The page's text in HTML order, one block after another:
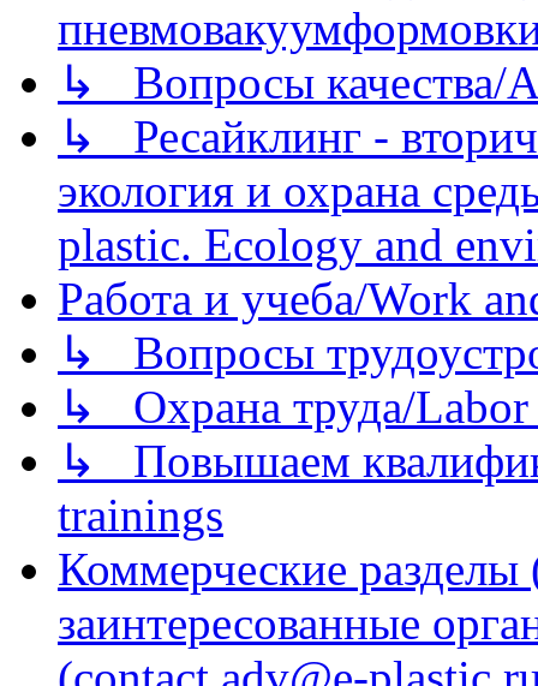
↳ Вопросы качества/
↳ Ресайклинг -
экология и охрана
plastic. Ecology and
Работа и учеба/Work
↳ Вопросы
↳ Охрана труда/Labor
↳ Повышаем
trainings
Коммерческие
заинтересованные